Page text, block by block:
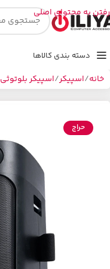
رفتن به محتوای اصلی
دسته بندی کالاها
خانه اسپیکر اسپیکر بلوتوثی
حراج